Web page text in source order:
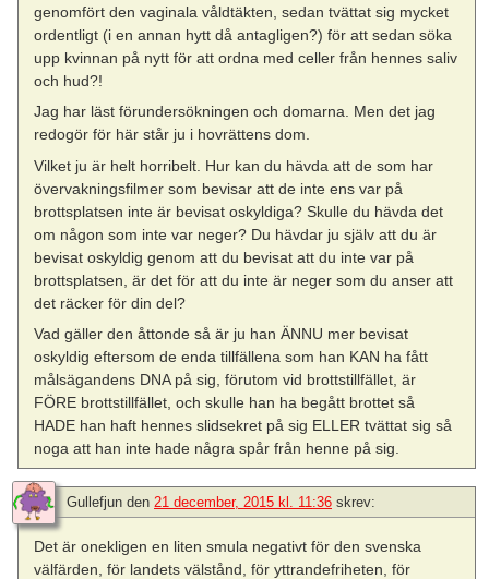
genomfört den vaginala våldtäkten, sedan tvättat sig mycket
ordentligt (i en annan hytt då antagligen?) för att sedan söka
upp kvinnan på nytt för att ordna med celler från hennes saliv
och hud?!
Jag har läst förundersökningen och domarna. Men det jag
redogör för här står ju i hovrättens dom.
Vilket ju är helt horribelt. Hur kan du hävda att de som har
övervakningsfilmer som bevisar att de inte ens var på
brottsplatsen inte är bevisat oskyldiga? Skulle du hävda det
om någon som inte var neger? Du hävdar ju själv att du är
bevisat oskyldig genom att du bevisat att du inte var på
brottsplatsen, är det för att du inte är neger som du anser att
det räcker för din del?
Vad gäller den åttonde så är ju han ÄNNU mer bevisat
oskyldig eftersom de enda tillfällena som han KAN ha fått
målsägandens DNA på sig, förutom vid brottstillfället, är
FÖRE brottstillfället, och skulle han ha begått brottet så
HADE han haft hennes slidsekret på sig ELLER tvättat sig så
noga att han inte hade några spår från henne på sig.
Gullefjun den 21 december, 2015 kl. 11:36 skrev:
Det är onekligen en liten smula negativt för den svenska
välfärden, för landets välstånd, för yttrandefriheten, för